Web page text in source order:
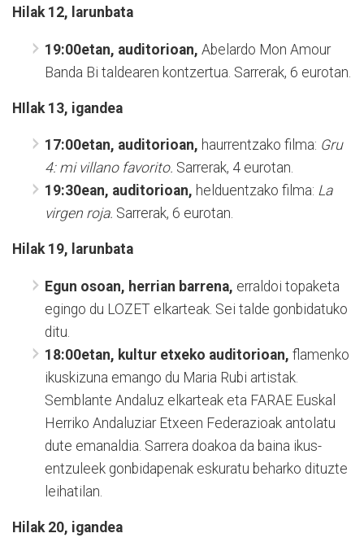
Hilak 12, larunbata
19:00etan, auditorioan, Abelardo Mon Amour
Banda Bi taldearen kontzertua. Sarrerak, 6 eurotan.
HIlak 13, igandea
17:00etan, auditorioan, haurrentzako filma: Gru
4: mi villano favorito. Sarrerak, 4 eurotan.
19:30ean, auditorioan, helduentzako filma: La
virgen roja. Sarrerak, 6 eurotan.
Hilak 19, larunbata
Egun osoan, herrian barrena, erraldoi topaketa
egingo du LOZET elkarteak. Sei talde gonbidatuko
ditu.
18:00etan, kultur etxeko auditorioan, flamenko
ikuskizuna emango du Maria Rubi artistak.
Semblante Andaluz elkarteak eta FARAE Euskal
Herriko Andaluziar Etxeen Federazioak antolatu
dute emanaldia. Sarrera doakoa da baina ikus-
entzuleek gonbidapenak eskuratu beharko dituzte
leihatilan.
Hilak 20, igandea